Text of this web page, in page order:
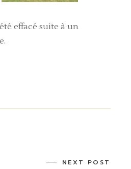
effacé suite à un
NEXT POST